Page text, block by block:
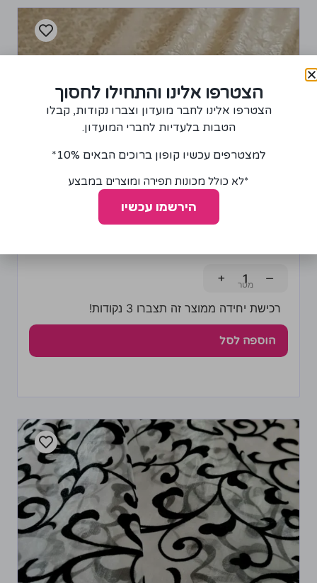
בד למפה בצבע זהב
−
+
רכישת יחידה ממוצר זה תצברו 3 נקודות!
הוספה לסל
הצטרפו אלינו והתחילו לחסוך
הצטרפו אלינו לחבר מועדון וצברו נקודות, קבלו
הטבות בלעדיות לחברי המועדון.
למצטרפים עכשיו קופון ברוכים הבאים 10%*
*לא כולל מכונות תפירה ומוצרים במבצע
הירשמו עכשיו